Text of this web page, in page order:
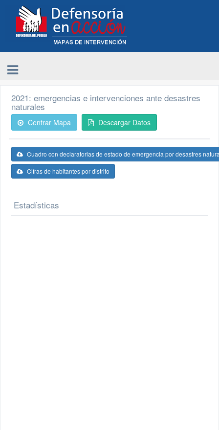
2021: emergencias e intervenciones ante desastres
naturales
Centrar Mapa Descargar Datos
Cuadro con declaratorias de estado de emergencia por desastres
Cifras de habitantes por distrito
Estadísticas